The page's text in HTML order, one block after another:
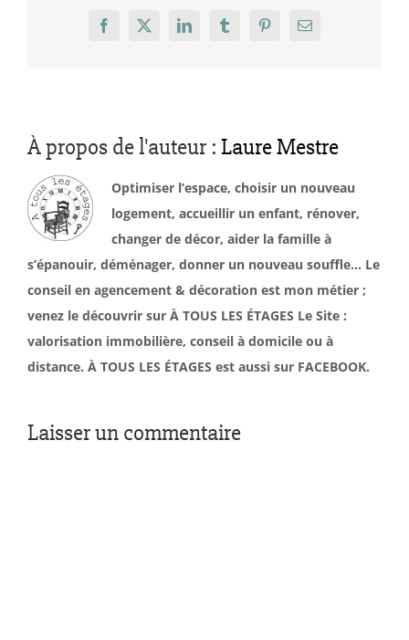
Facebook
X LinkedInTumblrPinterestEmail
À propos de l'auteur : Laure Mestre
Optimiser l’espace, choisir un nouveau
logement, accueillir un enfant, rénover,
changer de décor, aider la famille à
s’épanouir, déménager, donner un nouveau souffle… Le
conseil en agencement & décoration est mon métier ;
venez le découvrir sur À TOUS LES ÉTAGES Le Site :
valorisation immobilière, conseil à domicile ou à
distance. À TOUS LES ÉTAGES est aussi sur FACEBOOK.
Laisser un commentaire